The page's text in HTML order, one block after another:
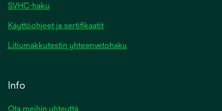
SVHC-haku
Käyttöohjeet ja sertifikaatit
Litiumakkutestin yhteenvetohaku
Info
Ota meihin yhteyttä